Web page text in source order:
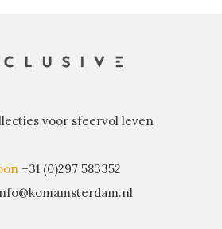
voor sfeervol leven
+31 (0)297 583352